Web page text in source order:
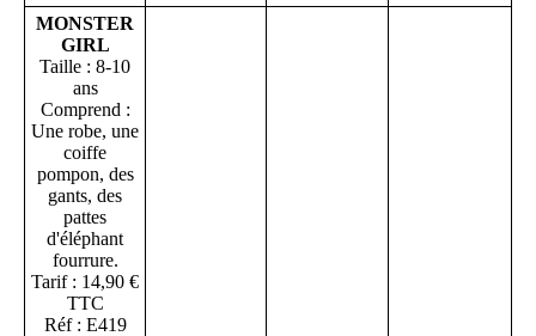
MONSTER
GIRL
Taille : 8-10
ans
Comprend :
Une robe, une
coiffe
pompon, des
gants, des
pattes
d'éléphant
fourrure.
Tarif : 14,90 €
TTC
Réf : E419